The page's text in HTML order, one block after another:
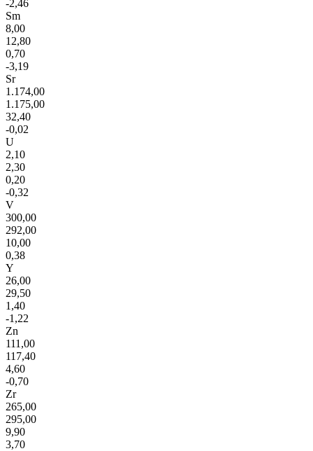
-2,46
Sm
8,00
12,80
0,70
-3,19
Sr
1.174,00
1.175,00
32,40
-0,02
U
2,10
2,30
0,20
-0,32
V
300,00
292,00
10,00
0,38
Y
26,00
29,50
1,40
-1,22
Zn
111,00
117,40
4,60
-0,70
Zr
265,00
295,00
9,90
3,70